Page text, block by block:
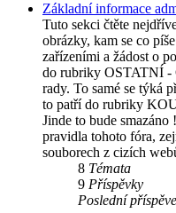
Základní informace
Tuto sekci čtěte
obrázky, kam se co
zařízeními a žádost o
do rubriky OSTATNÍ -
rady. To samé se týká
to patří do rubriky
Jinde to bude
pravidla tohoto fóra,
souborech z cizích
8 Témata
9 Příspěvky
Poslední